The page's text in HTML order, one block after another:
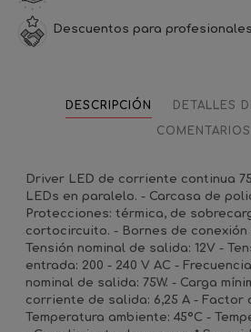
Descuentos para profesionales
DESCRIPCIÓN
DETALLES
COMENTARIOS
Driver LED de corriente continua
LEDs en paralelo. - Carcasa de
Protecciones: térmica, de
cortocircuito. - Bornes de
Tensión nominal de salida: 12V -
entrada: 200 - 240 V AC -
nominal de salida: 75W. - Carga
corriente de salida: 6,25 A - Factor
Temperatura ambiente: 45ºC -